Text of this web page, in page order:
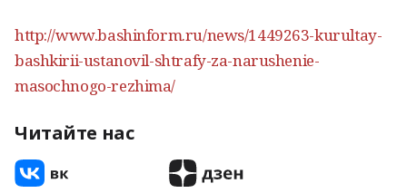
http://www.bashinform.ru/news/1449263-kurultay-
bashkirii-ustanovil-shtrafy-za-narushenie-
masochnogo-rezhima/
Читайте нас